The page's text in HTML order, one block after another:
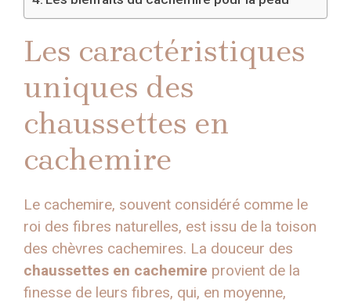
Les caractéristiques
uniques des
chaussettes en
cachemire
Le cachemire, souvent considéré comme le
roi des fibres naturelles, est issu de la toison
des chèvres cachemires. La douceur des
chaussettes en cachemire provient de la
finesse de leurs fibres, qui, en moyenne,